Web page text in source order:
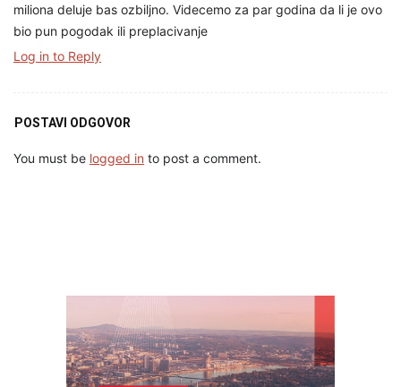
miliona deluje bas ozbiljno. Videcemo za par godina da li je ovo
bio pun pogodak ili preplacivanje
Log in to Reply
POSTAVI ODGOVOR
You must be logged in to post a comment.